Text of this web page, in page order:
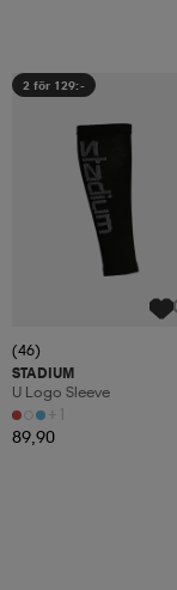
2 för 129:-
(46)
STADIUM
U Logo Sleeve
+1
89,90